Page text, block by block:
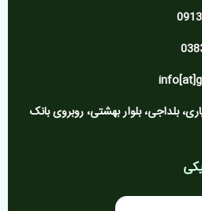
بلداجی، بلوار بهشتی، روبروی بانک